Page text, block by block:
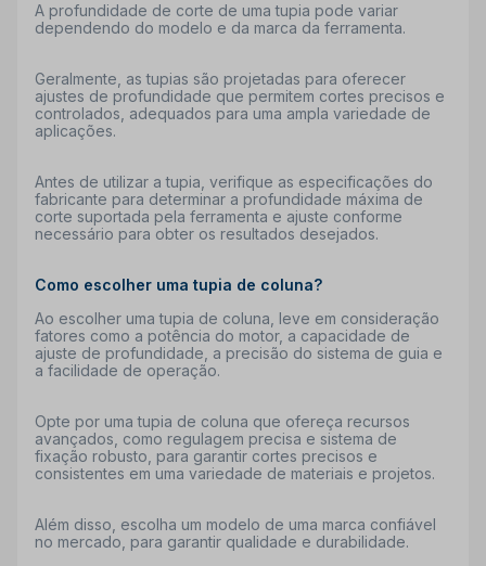
A profundidade de corte de uma tupia pode variar
dependendo do modelo e da marca da ferramenta.
Geralmente, as tupias são projetadas para oferecer
ajustes de profundidade que permitem cortes precisos e
controlados, adequados para uma ampla variedade de
aplicações.
Antes de utilizar a tupia, verifique as especificações do
fabricante para determinar a profundidade máxima de
corte suportada pela ferramenta e ajuste conforme
necessário para obter os resultados desejados.
Como escolher uma tupia de coluna?
Ao escolher uma tupia de coluna, leve em consideração
fatores como a potência do motor, a capacidade de
ajuste de profundidade, a precisão do sistema de guia e
a facilidade de operação.
Opte por uma tupia de coluna que ofereça recursos
avançados, como regulagem precisa e sistema de
fixação robusto, para garantir cortes precisos e
consistentes em uma variedade de materiais e projetos.
Além disso, escolha um modelo de uma marca confiável
no mercado, para garantir qualidade e durabilidade.